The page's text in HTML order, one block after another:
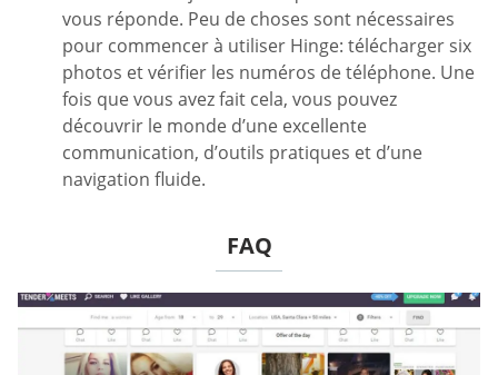
vous réponde. Peu de choses sont nécessaires
pour commencer à utiliser Hinge: télécharger six
photos et vérifier les numéros de téléphone. Une
fois que vous avez fait cela, vous pouvez
découvrir le monde d’une excellente
communication, d’outils pratiques et d’une
navigation fluide.
FAQ